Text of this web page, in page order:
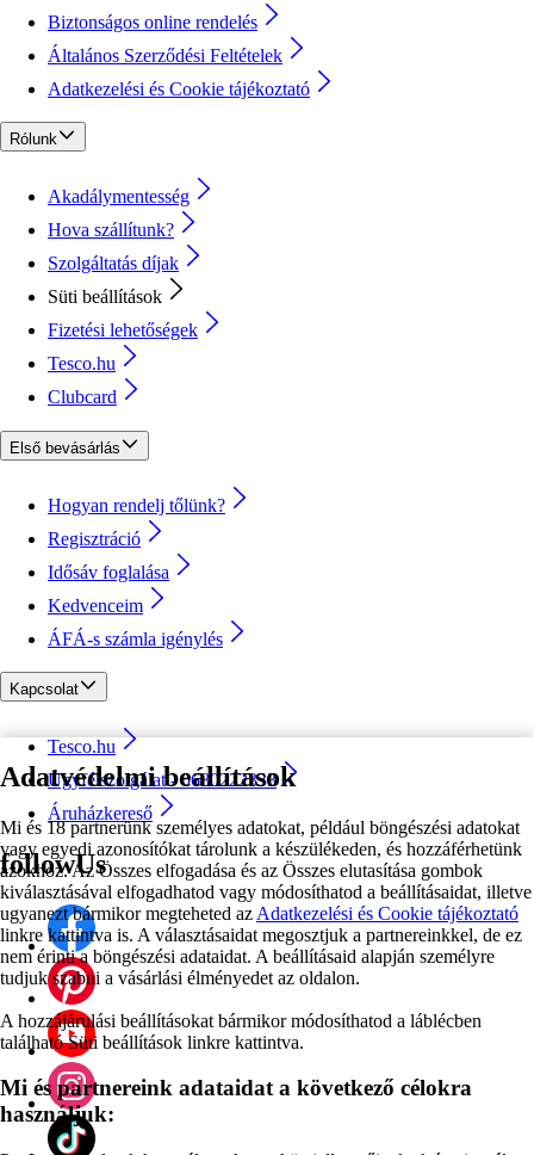
Adatvédelmi beállítások
Mi és 18 partnerünk személyes adatokat, például böngészési adatokat
vagy egyedi azonosítókat tárolunk a készülékeden, és hozzáférhetünk
azokhoz. Az Összes elfogadása és az Összes elutasítása gombok
kiválasztásával elfogadhatod vagy módosíthatod a beállításaidat, illetve
ugyanezt bármikor megteheted az Adatkezelési és Cookie tájékoztató
linkre kattintva is. A választásaidat megosztjuk a partnereinkkel, de ez
nem érinti a böngészési adataidat. A beállításaid alapján személyre
tudjuk szabni a vásárlási élményedet az oldalon.
A hozzájárulási beállításokat bármikor módosíthatod a láblécben
található Süti beállítások linkre kattintva.
Mi és partnereink adataidat a következő célokra
használjuk:
Biztonságos online rendelés
Általános Szerződési Feltételek
Adatkezelési és Cookie tájékoztató
Rólunk
Akadálymentesség
Hova szállítunk?
Szolgáltatás díjak
Süti beállítások
Fizetési lehetőségek
Tesco.hu
Clubcard
Első bevásárlás
Hogyan rendelj tőlünk?
Regisztráció
Idősáv foglalása
Kedvenceim
ÁFÁ-s számla igénylés
Kapcsolat
Tesco.hu
Ügyfélszolgálat - 0680222333
Áruházkereső
followUs